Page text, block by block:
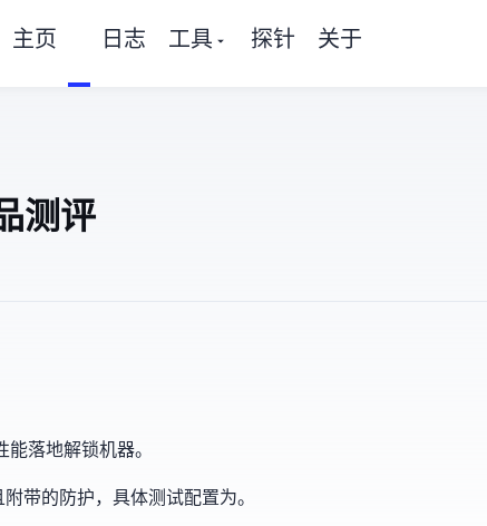
主页 日志 工具 探针 关于
测评
+落地解锁机器。
DDOS防护，具体测试配置为Standard 16。